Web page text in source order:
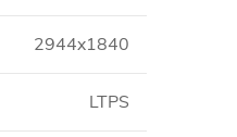
2944x1840
LTPS